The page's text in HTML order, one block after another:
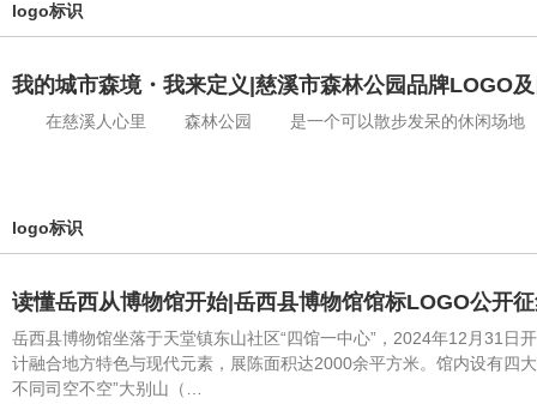
logo标识
我的城市森境・我来定义|慈溪市森林公园品牌LOGO
在慈溪人心里 森林公园 是一个可以散步发呆的休闲场地
logo标识
读懂岳西从博物馆开始|岳西县博物馆馆标LOGO公开
岳西县博物馆坐落于天堂镇东山社区“四馆一中心”，2024年12月31
计融合地方特色与现代元素，展陈面积达2000余平方米。馆内设有四
不同司空不空”大别山（…